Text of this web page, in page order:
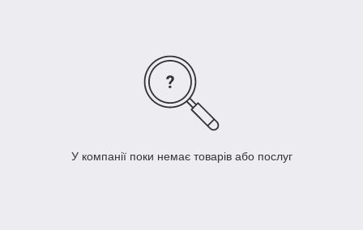
У компанії поки немає товарів або послуг